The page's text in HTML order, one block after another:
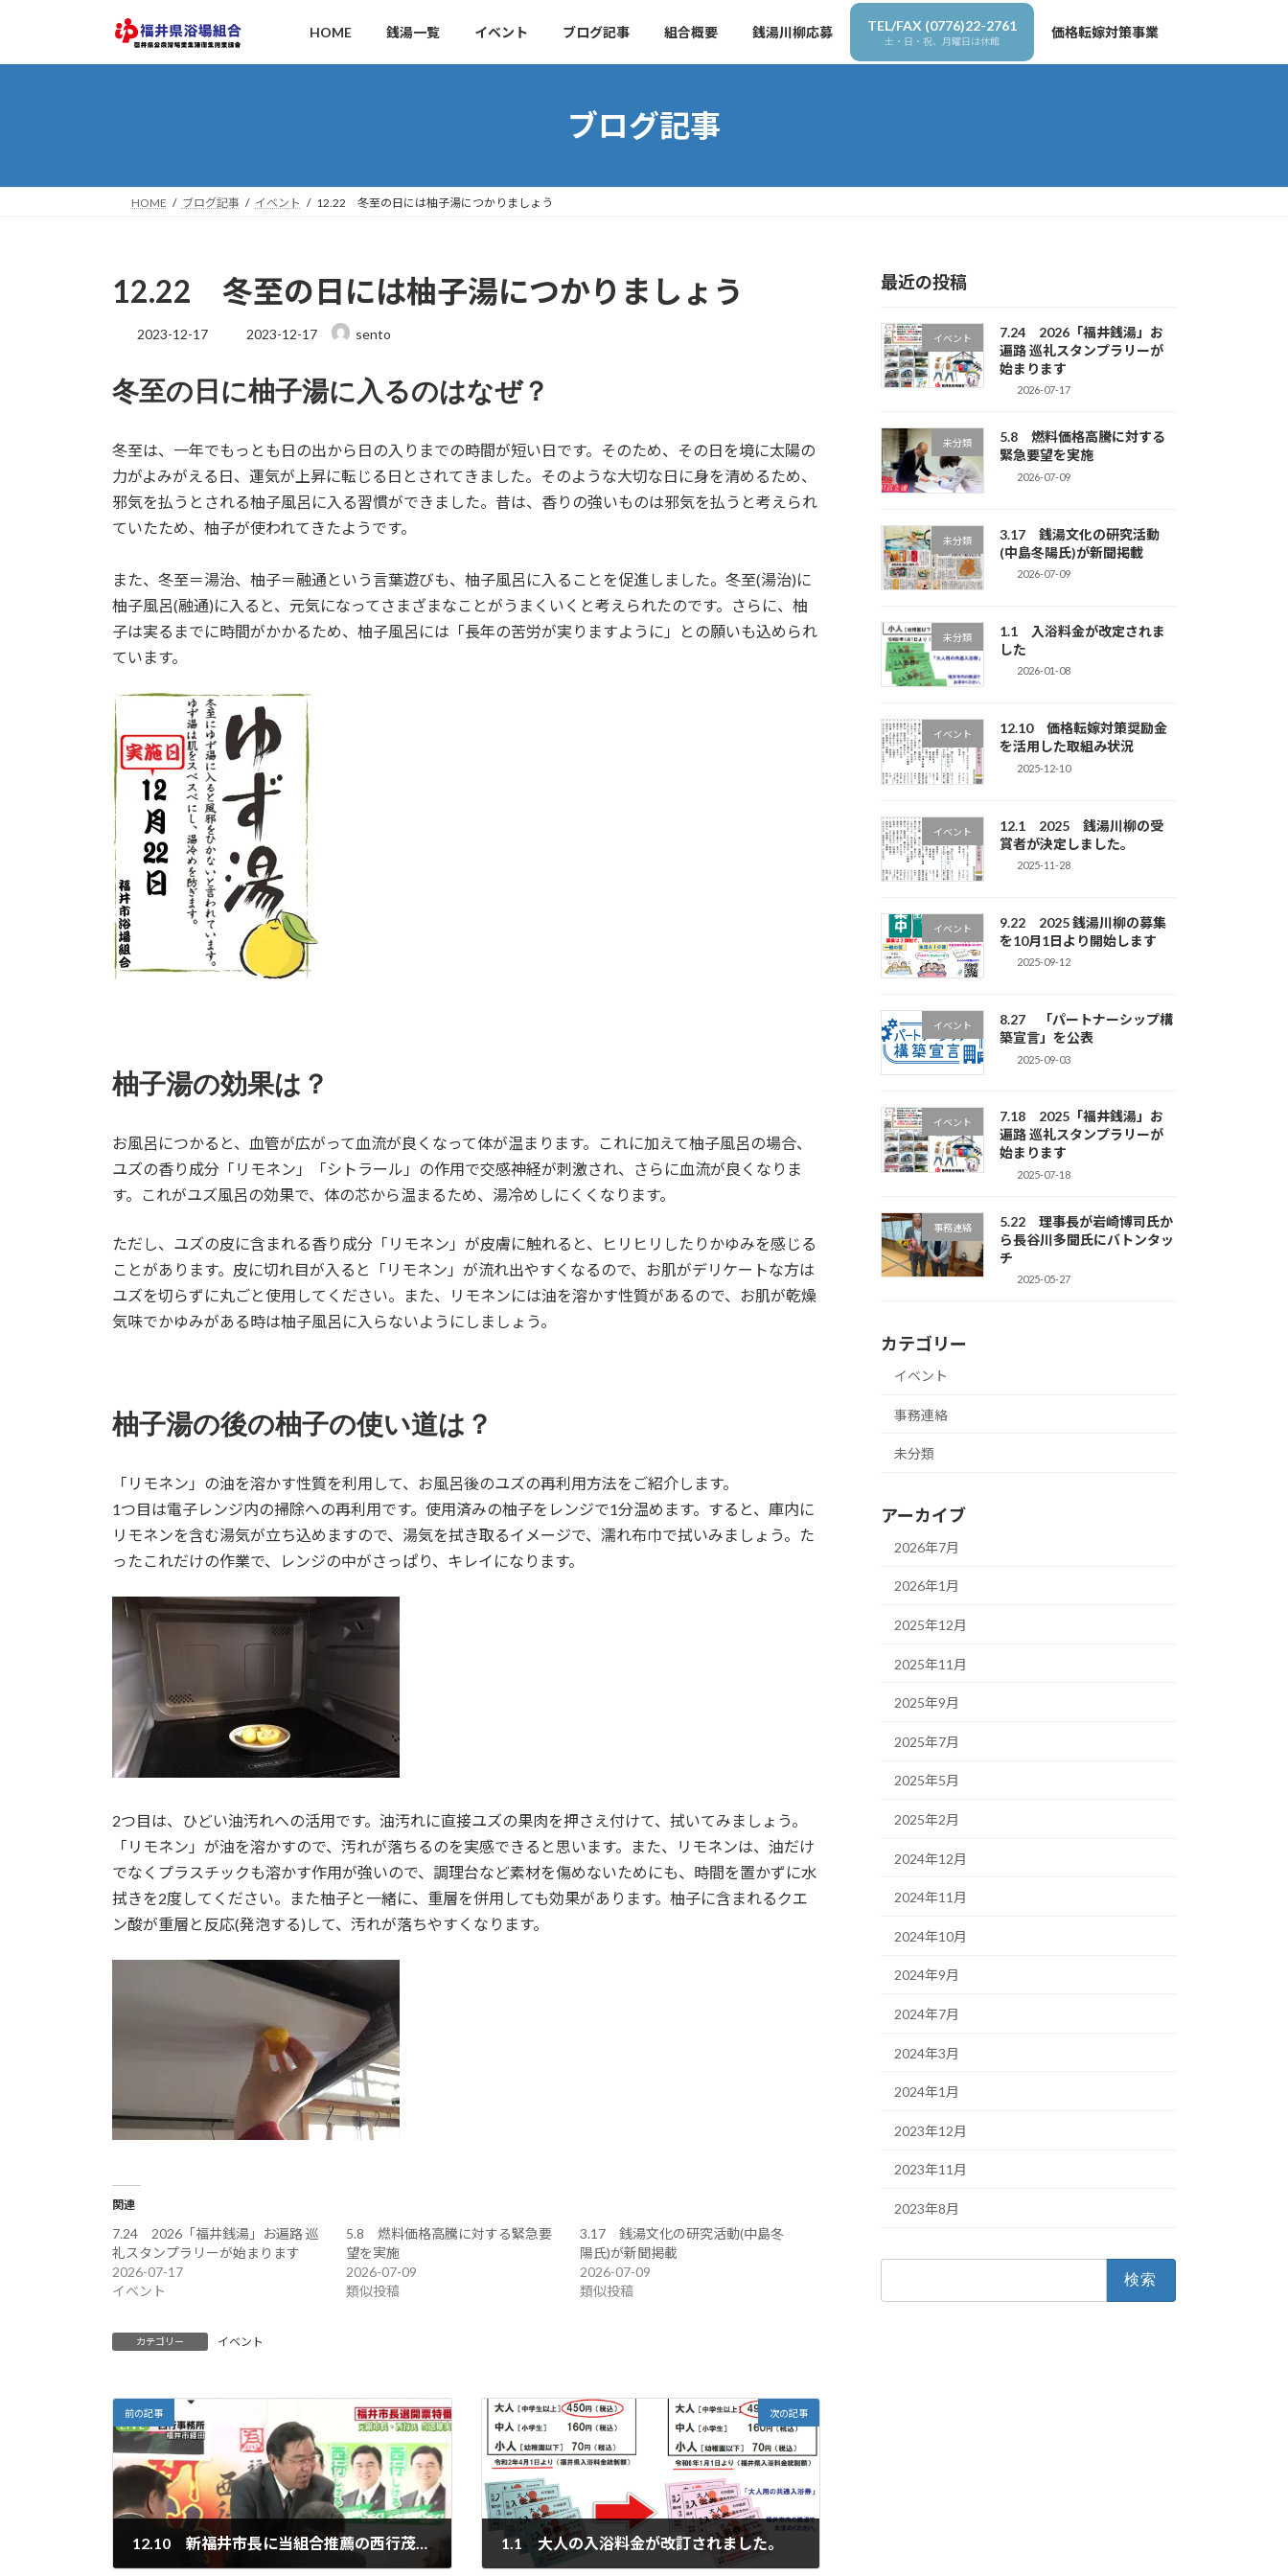
HOME 銭湯一覧 イベント ブログ記事 組合概要 銭湯川柳応募 TEL/FAX (0776)22-2761
土・日・祝、月曜日は休館
価格転嫁対策事業
ブログ記事
HOME ブログ記事 イベント 12.22 冬至の日には柚子湯につかりましょう
12.22 冬至の日には柚子湯につかりましょう
2023-12-17
最
新
日
2023-12-17 sento
冬至の日に柚子湯に入るのはなぜ？
冬至は、一年でもっとも日の出から日の入りまでの時間が短い日です。そのため、その日を境に太陽の
力がよみがえる日、運気が上昇に転じる日とされてきました。そのような大切な日に身を清めるため、
邪気を払うとされる柚子風呂に入る習慣ができました。昔は、香りの強いものは邪気を払うと考えられ
ていたため、柚子が使われてきたようです。
また、冬至＝湯治、柚子＝融通という言葉遊びも、柚子風呂に入ることを促進しました。冬至(湯治)に
柚子風呂(融通)に入ると、元気になってさまざまなことがうまくいくと考えられたのです。さらに、柚
子は実るまでに時間がかかるため、柚子風呂には「長年の苦労が実りますように」との願いも込められ
ています。
柚子湯の効果は？
お風呂につかると、血管が広がって血流が良くなって体が温まります。これに加えて柚子風呂の場合、
ユズの香り成分「リモネン」「シトラール」の作用で交感神経が刺激され、さらに血流が良くなりま
す。これがユズ風呂の効果で、体の芯から温まるため、湯冷めしにくくなります。
ただし、ユズの皮に含まれる香り成分「リモネン」が皮膚に触れると、ヒリヒリしたりかゆみを感じる
ことがあります。皮に切れ目が入ると「リモネン」が流れ出やすくなるので、お肌がデリケートな方は
ユズを切らずに丸ごと使用してください。また、リモネンには油を溶かす性質があるので、お肌が乾燥
気味でかゆみがある時は柚子風呂に入らないようにしましょう。
柚子湯の後の柚子の使い道は？
「リモネン」の油を溶かす性質を利用して、お風呂後のユズの再利用方法をご紹介します。
1つ目は電子レンジ内の掃除への再利用です。使用済みの柚子をレンジで1分温めます。すると、庫内に
リモネンを含む湯気が立ち込めますので、湯気を拭き取るイメージで、濡れ布巾で拭いみましょう。た
ったこれだけの作業で、レンジの中がさっぱり、キレイになります。
2つ目は、ひどい油汚れへの活用です。油汚れに直接ユズの果肉を押さえ付けて、拭いてみましょう。
「リモネン」が油を溶かすので、汚れが落ちるのを実感できると思います。また、リモネンは、油だけ
でなくプラスチックも溶かす作用が強いので、調理台など素材を傷めないためにも、時間を置かずに水
拭きを2度してください。また柚子と一緒に、重層を併用しても効果があります。柚子に含まれるクエ
ン酸が重層と反応(発泡する)して、汚れが落ちやすくなります。
関連
7.24 2026「福井銭湯」お遍路 巡
礼スタンプラリーが始まります
2026-07-17
イベント
5.8 燃料価格高騰に対する緊急要
望を実施
2026-07-09
類似投稿
3.17 銭湯文化の研究活動(中島冬
陽氏)が新聞掲載
2026-07-09
類似投稿
カテゴリー イベント
前の記事
12.10 新福井市長に当組合推薦の西行茂氏が当選しました。
次の記事
1.1 大人の入浴料金が改訂されました。
最近の投稿
イベント
7.24 2026「福井銭湯」お
遍路 巡礼スタンプラリーが
始まります
2026-07-17
未分類
5.8 燃料価格高騰に対する
緊急要望を実施
2026-07-09
未分類
3.17 銭湯文化の研究活動
(中島冬陽氏)が新聞掲載
2026-07-09
未分類
1.1 入浴料金が改定されま
した
2026-01-08
イベント
12.10 価格転嫁対策奨励金
を活用した取組み状況
2025-12-10
イベント
12.1 2025 銭湯川柳の受
賞者が決定しました。
2025-11-28
イベント
9.22 2025 銭湯川柳の募集
を10月1日より開始します
2025-09-12
イベント
8.27 「パートナーシップ構
築宣言」を公表
2025-09-03
イベント
7.18 2025「福井銭湯」お
遍路 巡礼スタンプラリーが
始まります
2025-07-18
事務連絡
5.22 理事長が岩崎博司氏か
ら長谷川多聞氏にバトンタッ
チ
2025-05-27
カテゴリー
イベント
事務連絡
未分類
アーカイブ
2026年7月
2026年1月
2025年12月
2025年11月
2025年9月
2025年7月
2025年5月
2025年2月
2024年12月
2024年11月
2024年10月
2024年9月
2024年7月
2024年3月
2024年1月
2023年12月
2023年11月
2023年8月